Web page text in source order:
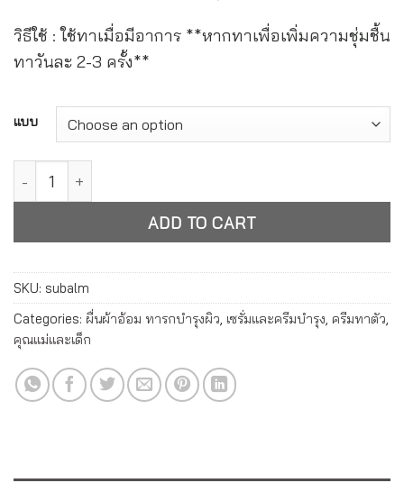
วิธีใช้ : ใช้ทาเมื่อมีอาการ **หากทาเพื่อเพิ่มความชุ่มชื้น
ทาวันละ 2-3 ครั้ง**
แบบ
ซู บาล์ม บอดี้ แคร์ มอยส์เจอร์ไรเซอร์ Suu Balm Body Care
ADD TO CART
Alternative:
SKU: subalm
Categories: ผื่นผ้าอ้อม ทารกบำรุงผิว, เซรั่มและครีมบำรุง, ครีมทาตัว,
คุณแม่และเด็ก